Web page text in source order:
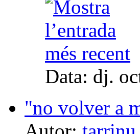
Data: dj.
"no volver a